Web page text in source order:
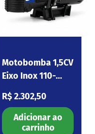
Motobomba 1,5CV
Eixo Inox 110-
Preço normal
R$ 2.302,50
Adicionar ao
carrinho